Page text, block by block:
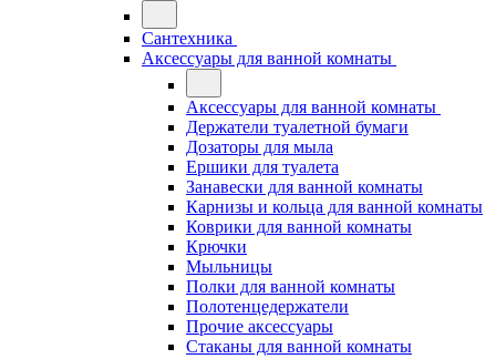
Сантехника
Аксессуары для ванной комнаты
Аксессуары для ванной комнаты
Держатели туалетной бумаги
Дозаторы для мыла
Ершики для туалета
Занавески для ванной комнаты
Карнизы и кольца для ванной комнаты
Коврики для ванной комнаты
Крючки
Мыльницы
Полки для ванной комнаты
Полотенцедержатели
Прочие аксессуары
Стаканы для ванной комнаты